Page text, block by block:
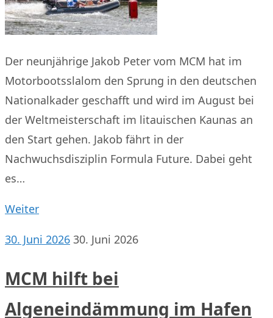
Der neunjährige Jakob Peter vom MCM hat im
Motorbootsslalom den Sprung in den deutschen
Nationalkader geschafft und wird im August bei
der Weltmeisterschaft im litauischen Kaunas an
den Start gehen. Jakob fährt in der
Nachwuchsdisziplin Formula Future. Dabei geht
es…
Weiter
30. Juni 2026 30. Juni 2026
MCM hilft bei
Algeneindämmung im Hafen